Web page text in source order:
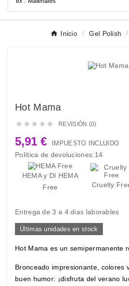
Inicio Gel Polish
Hot Mama
     REVISIÓN (0)
5,91 € IMPUESTO INCLUIDO
Política de devoluciones:14
HEMA y DI HEMA
Free
Cruelty
Entrega de 3 a 4 dias laborables
Últimas unidades en stock
Hot Mama es un semipermanente
Bronceado impresionante, colores
buen humor: ¡disfruta del verano